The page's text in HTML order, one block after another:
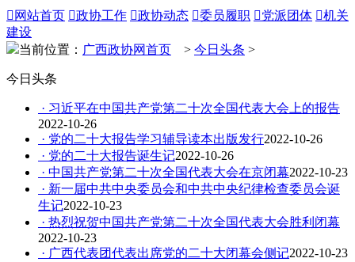
 网站首页 政协工作 政协动态 委员履职 党派团体 机关
建设
当前位置： 广西政协网首页 > 今日头条 >
今日头条
· 习近平在中国共产党第二十次全国代表大会上的报告
2022-10-26
· 党的二十大报告学习辅导读本出版发行2022-10-26
· 党的二十大报告诞生记2022-10-26
· 中国共产党第二十次全国代表大会在京闭幕2022-10-23
· 新一届中共中央委员会和中共中央纪律检查委员会诞
生记2022-10-23
· 热烈祝贺中国共产党第二十次全国代表大会胜利闭幕
2022-10-23
· 广西代表团代表出席党的二十大闭幕会侧记2022-10-23